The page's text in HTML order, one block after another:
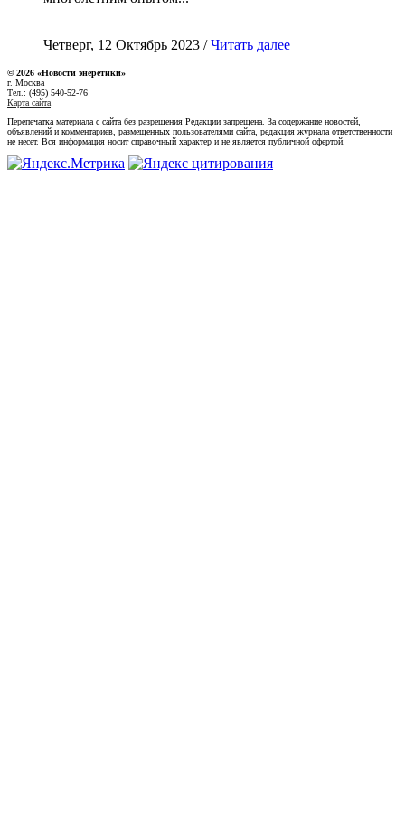
Четверг, 12 Октябрь 2023 /Читать далее
© 2026 «Новости энеретики»
г. Москва
Тел.: (495) 540-52-76
Карта сайта
Перепечатка материала с сайта без разрешения Редакции запрещена. За содержание новостей,
объявлений и комментариев, размещенных пользователями сайта, редакция журнала ответственности
не несет. Вся информация носит справочный характер и не является публичной офертой.